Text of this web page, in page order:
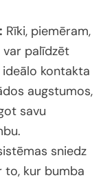
Rīki, piemēram,
var palīdzēt
kontakta
augstumos,
savu
sniedz
to, kur bumba